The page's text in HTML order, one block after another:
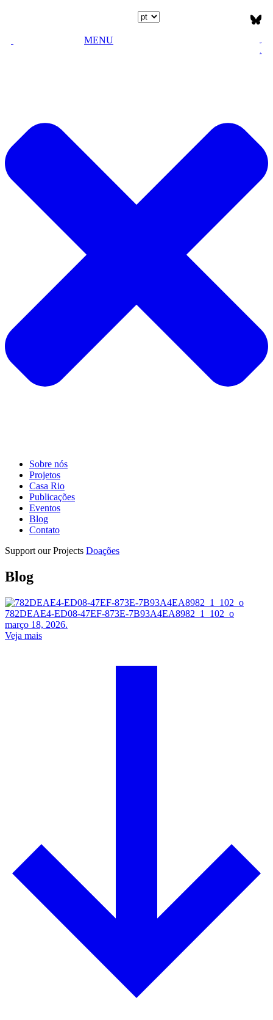
MENU
Sobre nós
Projetos
Casa Rio
Publicações
Eventos
Blog
Contato
Support our Projects Doações
Blog
782DEAE4-ED08-47EF-873E-7B93A4EA8982_1_102_o
março 18, 2026.
Veja mais